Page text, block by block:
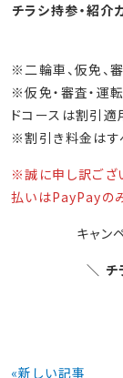
チラシ持参・紹介
※二輪車、仮免、
※仮免・審査・運
ドコースは割引適
※割引き料金はす
※誠に申し訳ござ
払いはPayPayの
キャン
＼ チ
«新しい記事